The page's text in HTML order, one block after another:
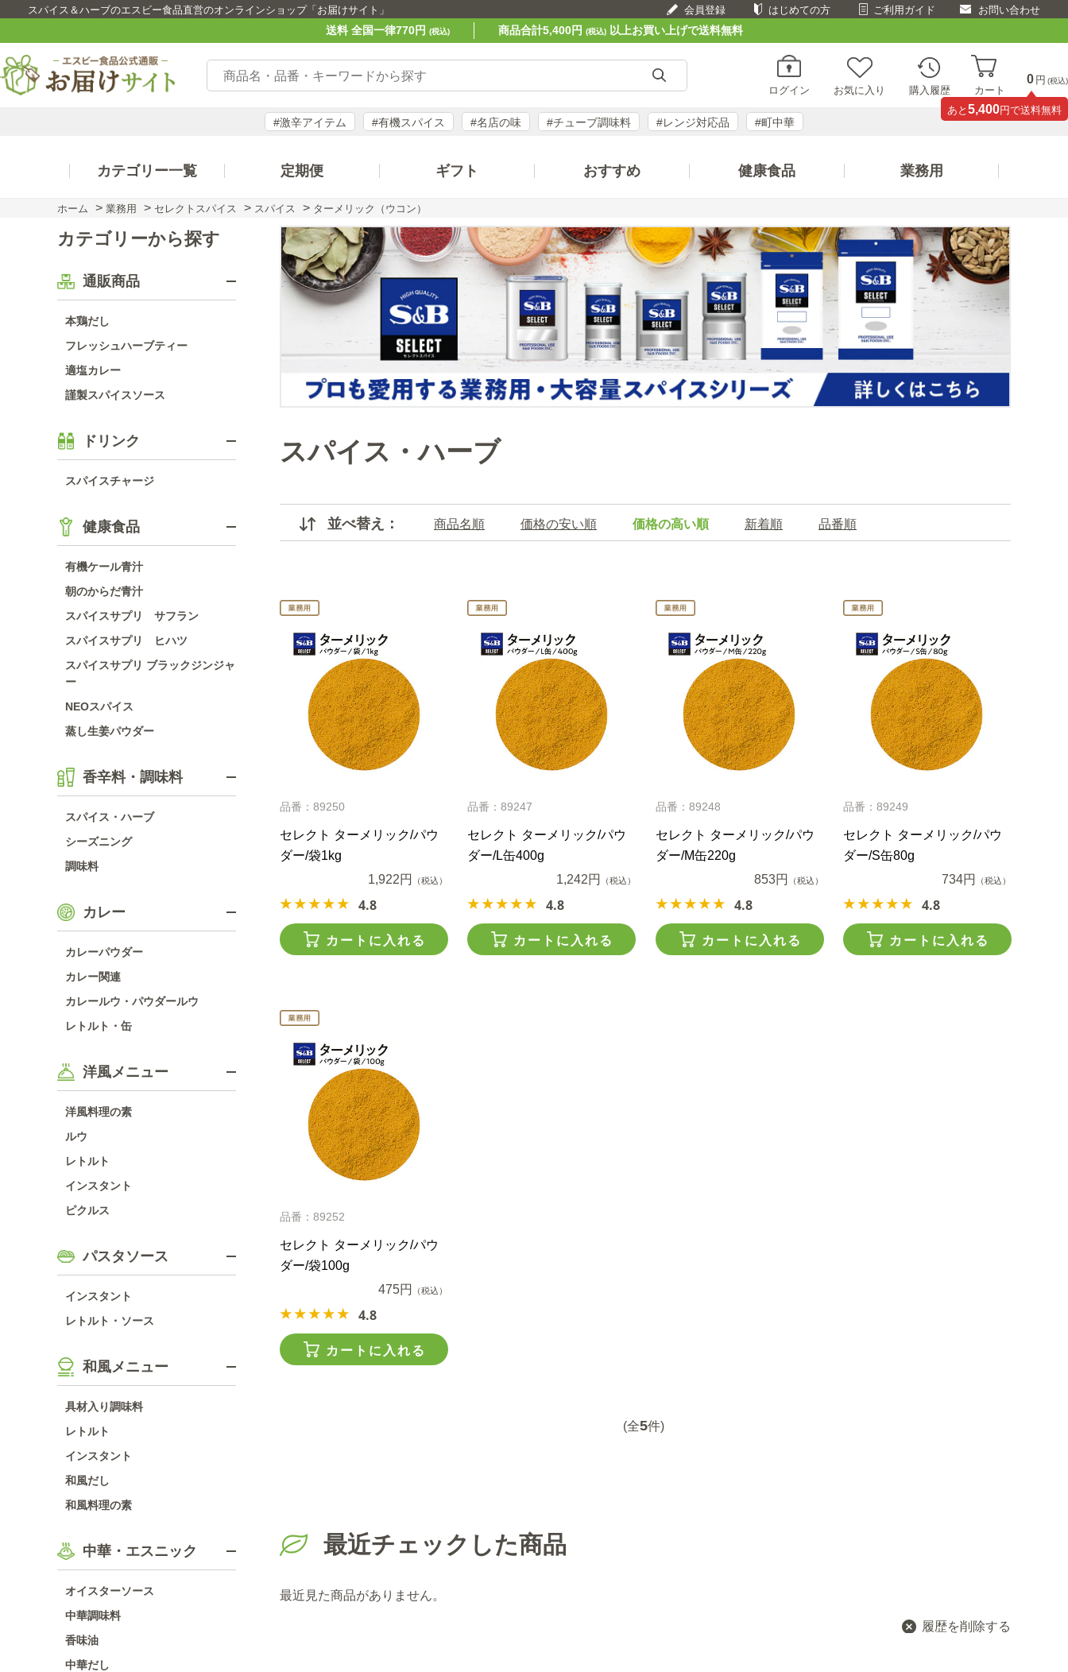
スパイス＆ハーブのエスビー食品直営のオンラインショップ「お届けサイト」 会員登録 はじめての方 ご利用ガイド お問い合わせ
送料 全国一律770円 (税込) 商品合計5,400円 (税込)以上お買い上げで送料無料
ログイン お気に入り 購入履歴 カート
0 円 (税込)
あと 5,400円で送料無料
#激辛アイテム #有機スパイス #名店の味 #チューブ調味料 #レンジ対応品 #町中華
カテゴリー一覧 定期便 ギフト おすすめ 健康食品 業務用
ホーム > 業務用 > セレクトスパイス > スパイス > ターメリック（ウコン）
カテゴリーから探す
通販商品
本鶏だし
フレッシュハーブティー
適塩カレー
謹製スパイスソース
ドリンク
スパイスチャージ
健康食品
有機ケール青汁
朝のからだ青汁
スパイスサプリ サフラン
スパイスサプリ ヒハツ
スパイスサプリ ブラックジンジャ
ー
NEOスパイス
蒸し生姜パウダー
香辛料・調味料
スパイス・ハーブ
シーズニング
調味料
カレー
カレーパウダー
カレー関連
カレールウ・パウダールウ
レトルト・缶
洋風メニュー
洋風料理の素
ルウ
レトルト
インスタント
ピクルス
パスタソース
インスタント
レトルト・ソース
和風メニュー
具材入り調味料
レトルト
インスタント
和風だし
和風料理の素
中華・エスニック
オイスターソース
中華調味料
香味油
中華だし
スパイス・ハーブ
並べ替え： 商品名順 価格の安い順 価格の高い順 新着順 品番順
品番：89250
セレクト ターメリック/パウ
ダー/袋1kg
1,922円
（税込）
4.8
カートに入れる
品番：89247
セレクト ターメリック/パウ
ダー/L缶400g
1,242円
（税込）
4.8
カートに入れる
品番：89248
セレクト ターメリック/パウ
ダー/M缶220g
853円
（税込）
4.8
カートに入れる
品番：89249
セレクト ターメリック/パウ
ダー/S缶80g
734円
（税込）
4.8
カートに入れる
品番：89252
セレクト ターメリック/パウ
ダー/袋100g
475円
（税込）
4.8
カートに入れる
(全5件)
最近チェックした商品
最近見た商品がありません。
履歴を削除する